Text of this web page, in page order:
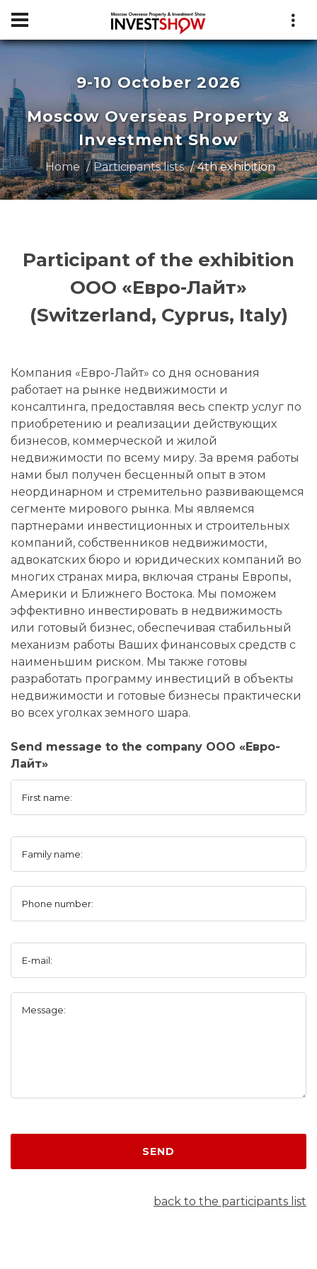
9-10 October 2026
Moscow Overseas Property &
Investment Show
Home Participants lists 4th exhibition
Participant of the exhibition
ООО «Евро-Лайт»
(Switzerland, Cyprus, Italy)
Компания «Евро-Лайт» со дня основания
работает на рынке недвижимости и
консалтинга, предоставляя весь спектр услуг по
приобретению и реализации действующих
бизнесов, коммерческой и жилой
недвижимости по всему миру. За время работы
нами был получен бесценный опыт в этом
неординарном и стремительно развивающемся
сегменте мирового рынка. Мы являемся
партнерами инвестиционных и строительных
компаний, собственников недвижимости,
адвокатских бюро и юридических компаний во
многих странах мира, включая страны Европы,
Америки и Ближнего Востока. Мы поможем
эффективно инвестировать в недвижимость
или готовый бизнес, обеспечивая стабильный
механизм работы Ваших финансовых средств с
наименьшим риском. Мы также готовы
разработать программу инвестиций в объекты
недвижимости и готовые бизнесы практически
во всех уголках земного шара.
Send message to the company ООО «Евро-
Лайт»
First name:
Family name:
Phone number:
E-mail:
Message:
SEND
back to the participants list